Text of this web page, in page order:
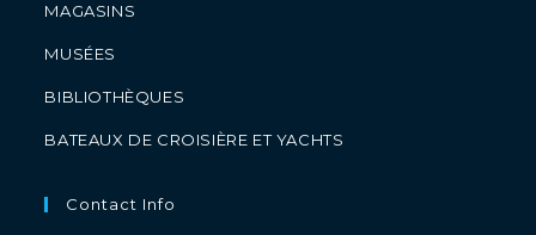
MAGASINS
MUSÉES
BIBLIOTHÈQUES
BATEAUX DE CROISIÈRE ET YACHTS
Contact Info